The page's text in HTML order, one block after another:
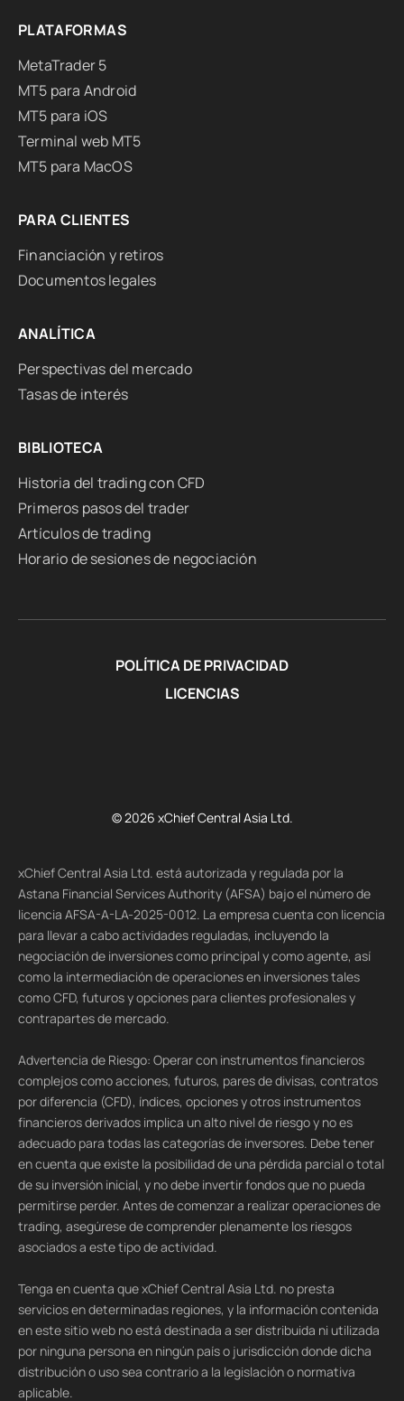
PLATAFORMAS
MetaTrader 5
MT5 para Android
MT5 para iOS
Terminal web MT5
MT5 para MacOS
PARA CLIENTES
Financiación y retiros
Documentos legales
ANALÍTICA
Perspectivas del mercado
Tasas de interés
BIBLIOTECA
Historia del trading con CFD
Primeros pasos del trader
Artículos de trading
Horario de sesiones de negociación
POLÍTICA DE PRIVACIDAD
LICENCIAS
© 2026 xChief Central Asia Ltd.
xChief Central Asia Ltd. está autorizada y regulada por la
Astana Financial Services Authority (AFSA) bajo el número de
licencia AFSA-A-LA-2025-0012. La empresa cuenta con licencia
para llevar a cabo actividades reguladas, incluyendo la
negociación de inversiones como principal y como agente, así
como la intermediación de operaciones en inversiones tales
como CFD, futuros y opciones para clientes profesionales y
contrapartes de mercado.
Advertencia de Riesgo: Operar con instrumentos financieros
complejos como acciones, futuros, pares de divisas, contratos
por diferencia (CFD), índices, opciones y otros instrumentos
financieros derivados implica un alto nivel de riesgo y no es
adecuado para todas las categorías de inversores. Debe tener
en cuenta que existe la posibilidad de una pérdida parcial o total
de su inversión inicial, y no debe invertir fondos que no pueda
permitirse perder. Antes de comenzar a realizar operaciones de
trading, asegúrese de comprender plenamente los riesgos
asociados a este tipo de actividad.
Tenga en cuenta que xChief Central Asia Ltd. no presta
servicios en determinadas regiones, y la información contenida
en este sitio web no está destinada a ser distribuida ni utilizada
por ninguna persona en ningún país o jurisdicción donde dicha
distribución o uso sea contrario a la legislación o normativa
aplicable.